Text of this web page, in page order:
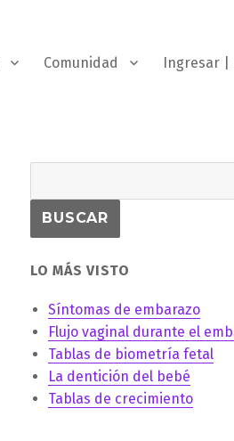
Comunidad Ingresar |
LO MÁS VISTO
Síntomas de embarazo
Flujo vaginal durante el
Tablas de biometría fetal
La dentición del bebé
Tablas de crecimiento